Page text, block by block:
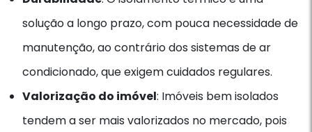
solução a longo prazo, com pouca necessidade de
manutenção, ao contrário dos sistemas de ar
condicionado, que exigem cuidados regulares.
Valorização do imóvel: Imóveis bem isolados
tendem a ser mais valorizados no mercado, pois